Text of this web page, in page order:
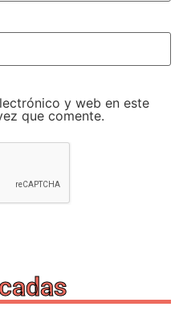
y web en este
que comente.